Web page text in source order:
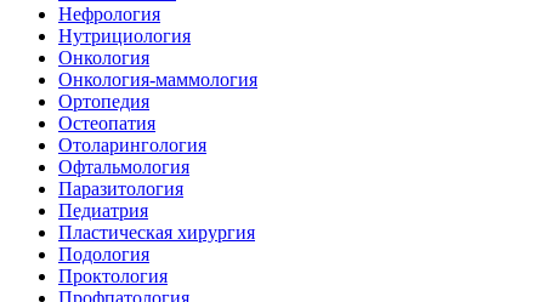
Нефрология
Нутрициология
Онкология
Онкология-маммология
Ортопедия
Остеопатия
Отоларингология
Офтальмология
Паразитология
Педиатрия
Пластическая хирургия
Подология
Проктология
Профпатология